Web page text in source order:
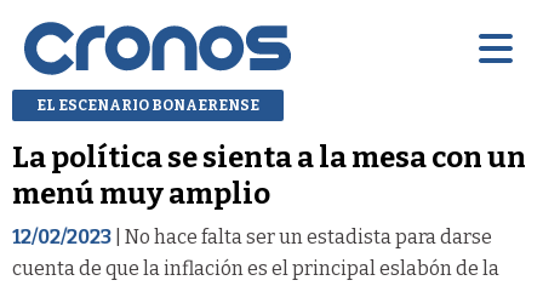
EL ESCENARIO BONAERENSE
La política se sienta a la mesa con un
menú muy amplio
12/02/2023 | No hace falta ser un estadista para darse
cuenta de que la inflación es el principal eslabón de la